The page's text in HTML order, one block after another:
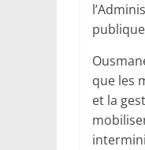
que les
et la